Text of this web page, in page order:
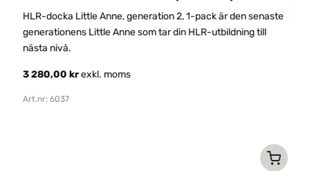
HLR-docka Little Anne, generation 2, 1-pack är den senaste
generationens Little Anne som tar din HLR-utbildning till
nästa nivå.
3 280,00 krexkl. moms
Art.nr: 6037